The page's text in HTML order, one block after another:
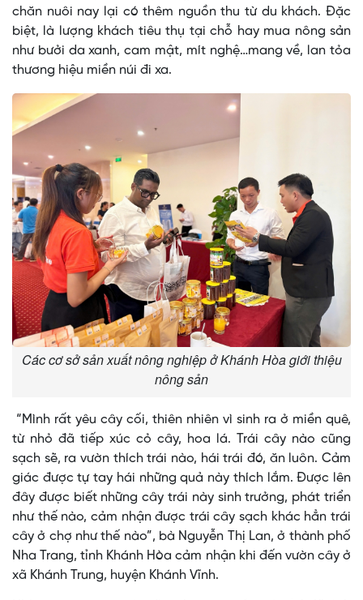
chăn nuôi nay lại có thêm nguồn thu từ du khách. Đặc
biệt, là lượng khách tiêu thụ tại chỗ hay mua nông sản
như bưởi da xanh, cam mật, mít nghệ…mang về, lan tỏa
thương hiệu miền núi đi xa.
Các cơ sở sản xuất nông nghiệp ở Khánh Hòa giới thiệu
nông sản
“Mình rất yêu cây cối, thiên nhiên vì sinh ra ở miền quê,
từ nhỏ đã tiếp xúc cỏ cây, hoa lá. Trái cây nào cũng
sạch sẽ, ra vườn thích trái nào, hái trái đó, ăn luôn. Cảm
giác được tự tay hái những quả này thích lắm. Được lên
đây được biết những cây trái này sinh trưởng, phát triển
như thế nào, cảm nhận được trái cây sạch khác hẳn trái
cây ở chợ như thế nào”, bà Nguyễn Thị Lan, ở thành phố
Nha Trang, tỉnh Khánh Hòa cảm nhận khi đến vườn cây ở
xã Khánh Trung, huyện Khánh Vĩnh.